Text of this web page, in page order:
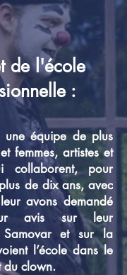
de l'école
:
une équipe de plus
femmes, artistes et
collaborent, pour
de dix ans, avec
avons demandé
avis sur leur
Samovar et sur la
l’école dans le
du clown.